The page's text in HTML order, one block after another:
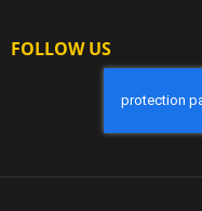
FOLLOW US